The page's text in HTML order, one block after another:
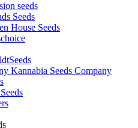
seeds
Seeds
House Seeds
Kannabia Seeds Company